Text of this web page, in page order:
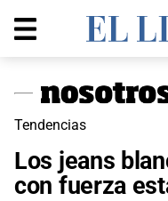
Tendencias
Los jeans
con fuerza